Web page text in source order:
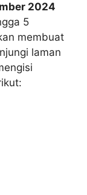
2024
5
membuat
laman